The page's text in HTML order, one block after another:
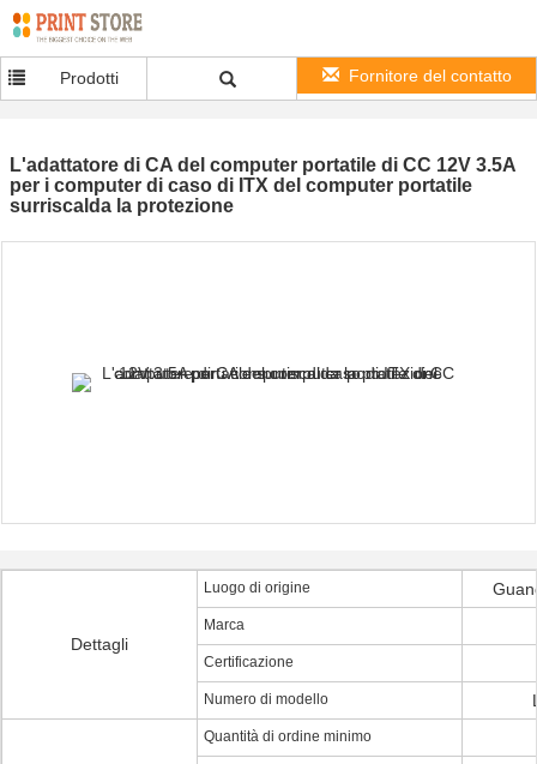
Prodotti Fornitore del contatto
L'adattatore di CA del computer portatile di CC 12V 3.5A
per i computer di caso di ITX del computer portatile
surriscalda la protezione
Dettagli
Luogo di origine
Marca
Certificazione
Numero di modello
Quantità di ordine minimo